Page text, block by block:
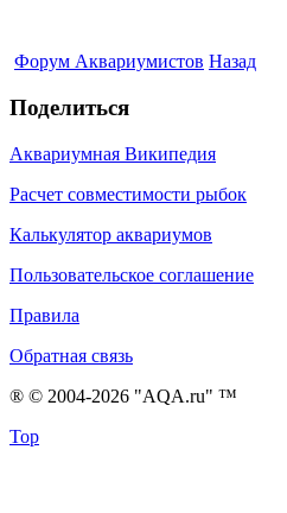
Форум Аквариумистов Назад
Поделиться
Аквариумная Википедия
Расчет совместимости рыбок
Калькулятор аквариумов
Пользовательское соглашение
Правила
Обратная связь
® © 2004-2026 "AQA.ru" ™
Top